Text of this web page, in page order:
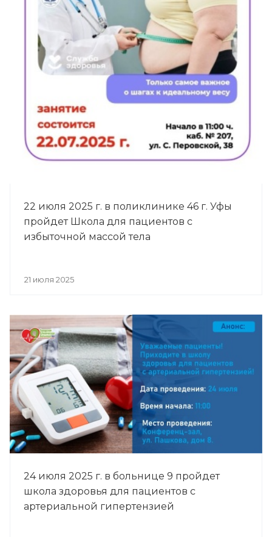
22 июля 2025 г. в поликлинике 46 г. Уфы
пройдет Школа для пациентов с
избыточной массой тела
21 июля 2025
24 июля 2025 г. в больнице 9 пройдет
школа здоровья для пациентов с
артериальной гипертензией